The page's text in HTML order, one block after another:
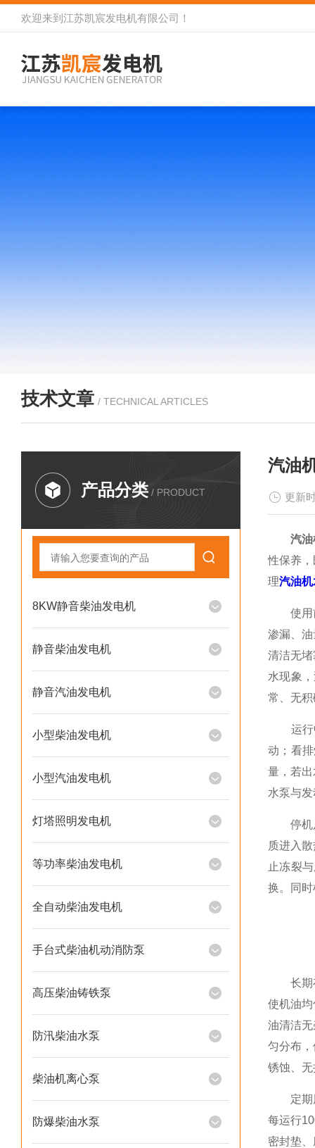
欢迎来到 江苏凯宸发电机有限公司 ！
技术文章 / TECHNICAL ARTICLES
产品分类 / PRODUCT
8KW静音柴油发电机
静音柴油发电机
静音汽油发电机
小型柴油发电机
小型汽油发电机
灯塔照明发电机
等功率柴油发电机
全自动柴油发电机
手台式柴油机动消防泵
高压柴油铸铁泵
防汛柴油水泵
柴油机离心泵
防爆柴油水泵
汽油
更新
汽
性保养
理汽油
使用前
渗漏、
清洁无
水现象
常、无
运行中
动；看
量，若
水泵与
停机后
质进入
止冻裂
换。同
长期存
使机油
油清洁
匀分布
锈蚀、
定期周
每运行
密封垫